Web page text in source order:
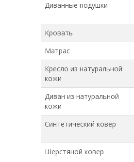
Диванные подушки
Кровать
Матрас
Кресло из натуральной
кожи
Диван из натуральной
кожи
Синтетический ковер
Шерстяной ковер